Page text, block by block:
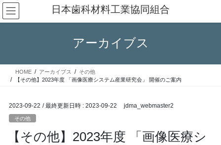
コ
ン
テ
ス
ナ
ビ
ゲ
ン
日本歯科材料工業協同組合
アーカイブス
HOME アーカイブス
その他
【その他】2023年度 「画像医療システム産業研究会」 開催のご案内
2023-09-22 / 最終更新日時 : 2023-09-22 jdma_webmaster2
その他
【その他】2023年度 「画像医療シ